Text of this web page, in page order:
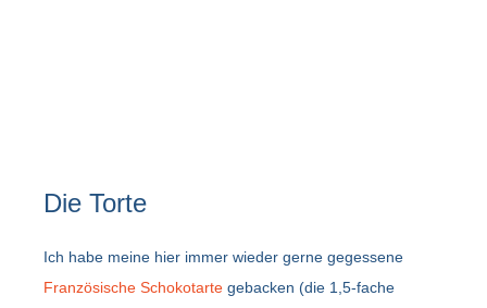
Die Torte
Ich habe meine hier immer wieder gerne gegessene
Französische Schokotarte gebacken (die 1,5-fache